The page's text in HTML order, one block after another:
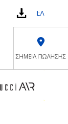
ΕΛ
ΣΗΜΕΙΑ ΠΩΛΗΣΗΣ